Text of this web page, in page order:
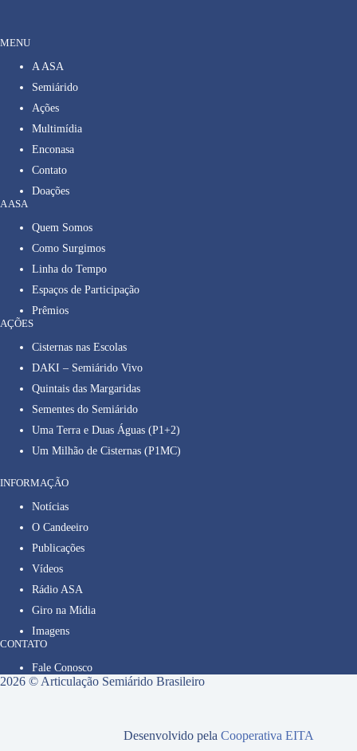
MENU
A ASA
Semiárido
Ações
Multimídia
Enconasa
Contato
Doações
A ASA
Quem Somos
Como Surgimos
Linha do Tempo
Espaços de Participação
Prêmios
AÇÕES
Cisternas nas Escolas
DAKI – Semiárido Vivo
Quintais das Margaridas
Sementes do Semiárido
Uma Terra e Duas Águas (P1+2)
Um Milhão de Cisternas (P1MC)
INFORMAÇÃO
Notícias
O Candeeiro
Publicações
Vídeos
Rádio ASA
Giro na Mídia
Imagens
CONTATO
Fale Conosco
2026 © Articulação Semiárido Brasileiro
Desenvolvido pelaCooperativa EITA